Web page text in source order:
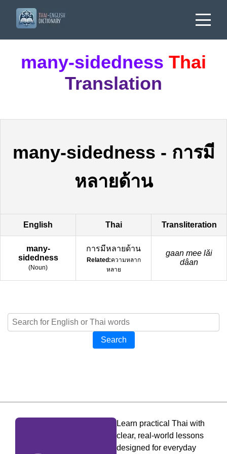
many-sidedness Thai
Translation
many-sidedness - การมี
หลายด้าน
English Thai Transliteration
many-
sidedness
(Noun)
การมีหลายด้าน
Related:ความหลาก
หลาย
gaan mee lǎi
dâan
Search
Learn practical Thai with
clear, real-world lessons
designed for everyday